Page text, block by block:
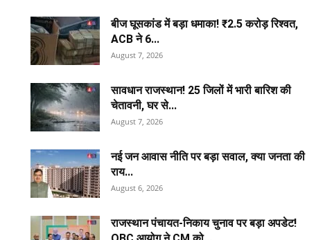
बीज घूसकांड में बड़ा धमाका! ₹2.5 करोड़ रिश्वत,
ACB ने 6...
August 7, 2026
सावधान राजस्थान! 25 जिलों में भारी बारिश की
चेतावनी, घर से...
August 7, 2026
नई जन आवास नीति पर बड़ा सवाल, क्या जनता की
राय...
August 6, 2026
राजस्थान पंचायत-निकाय चुनाव पर बड़ा अपडेट!